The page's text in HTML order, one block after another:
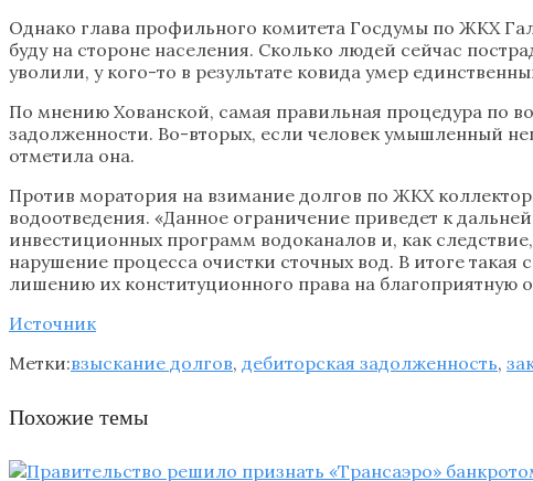
Однако глава профильного комитета Госдумы по ЖКХ
буду на стороне населения. Сколько людей сейчас
уволили, у кого-то в результате ковида умер
По мнению Хованской, самая правильная процедура по
задолженности. Во-вторых, если человек умышленный
отметила она.
Против моратория на взимание долгов по ЖКХ
водоотведения. «Данное ограничение приведет к
инвестиционных программ водоканалов и, как
нарушение процесса очистки сточных вод. В итоге
лишению их конституционного права на благоприятную
Источник
Метки:взыскание долгов, дебиторская задолженность,
Похожие темы